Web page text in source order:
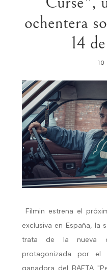
ochentera
14
10
Filmin estrena el
exclusiva en España, la
trata de la nueva
protagonizada por